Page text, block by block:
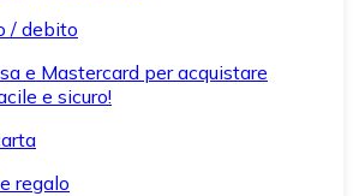
/ debito
e Mastercard per acquistare
e sicuro!
regalo